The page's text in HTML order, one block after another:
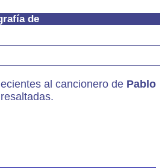
de
al cancionero de Pablo